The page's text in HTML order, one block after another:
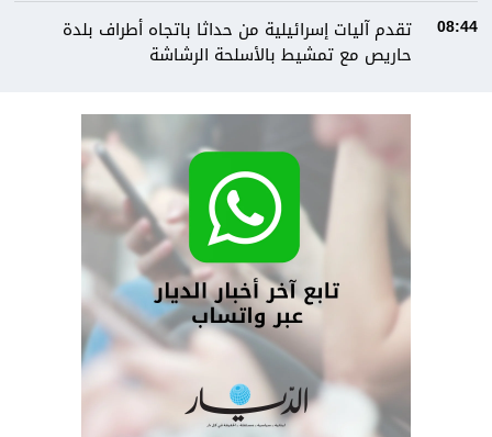
08:44
تقدم آليات إسرائيلية من حداثا باتجاه أطراف بلدة
حاريص مع تمشيط بالأسلحة الرشاشة